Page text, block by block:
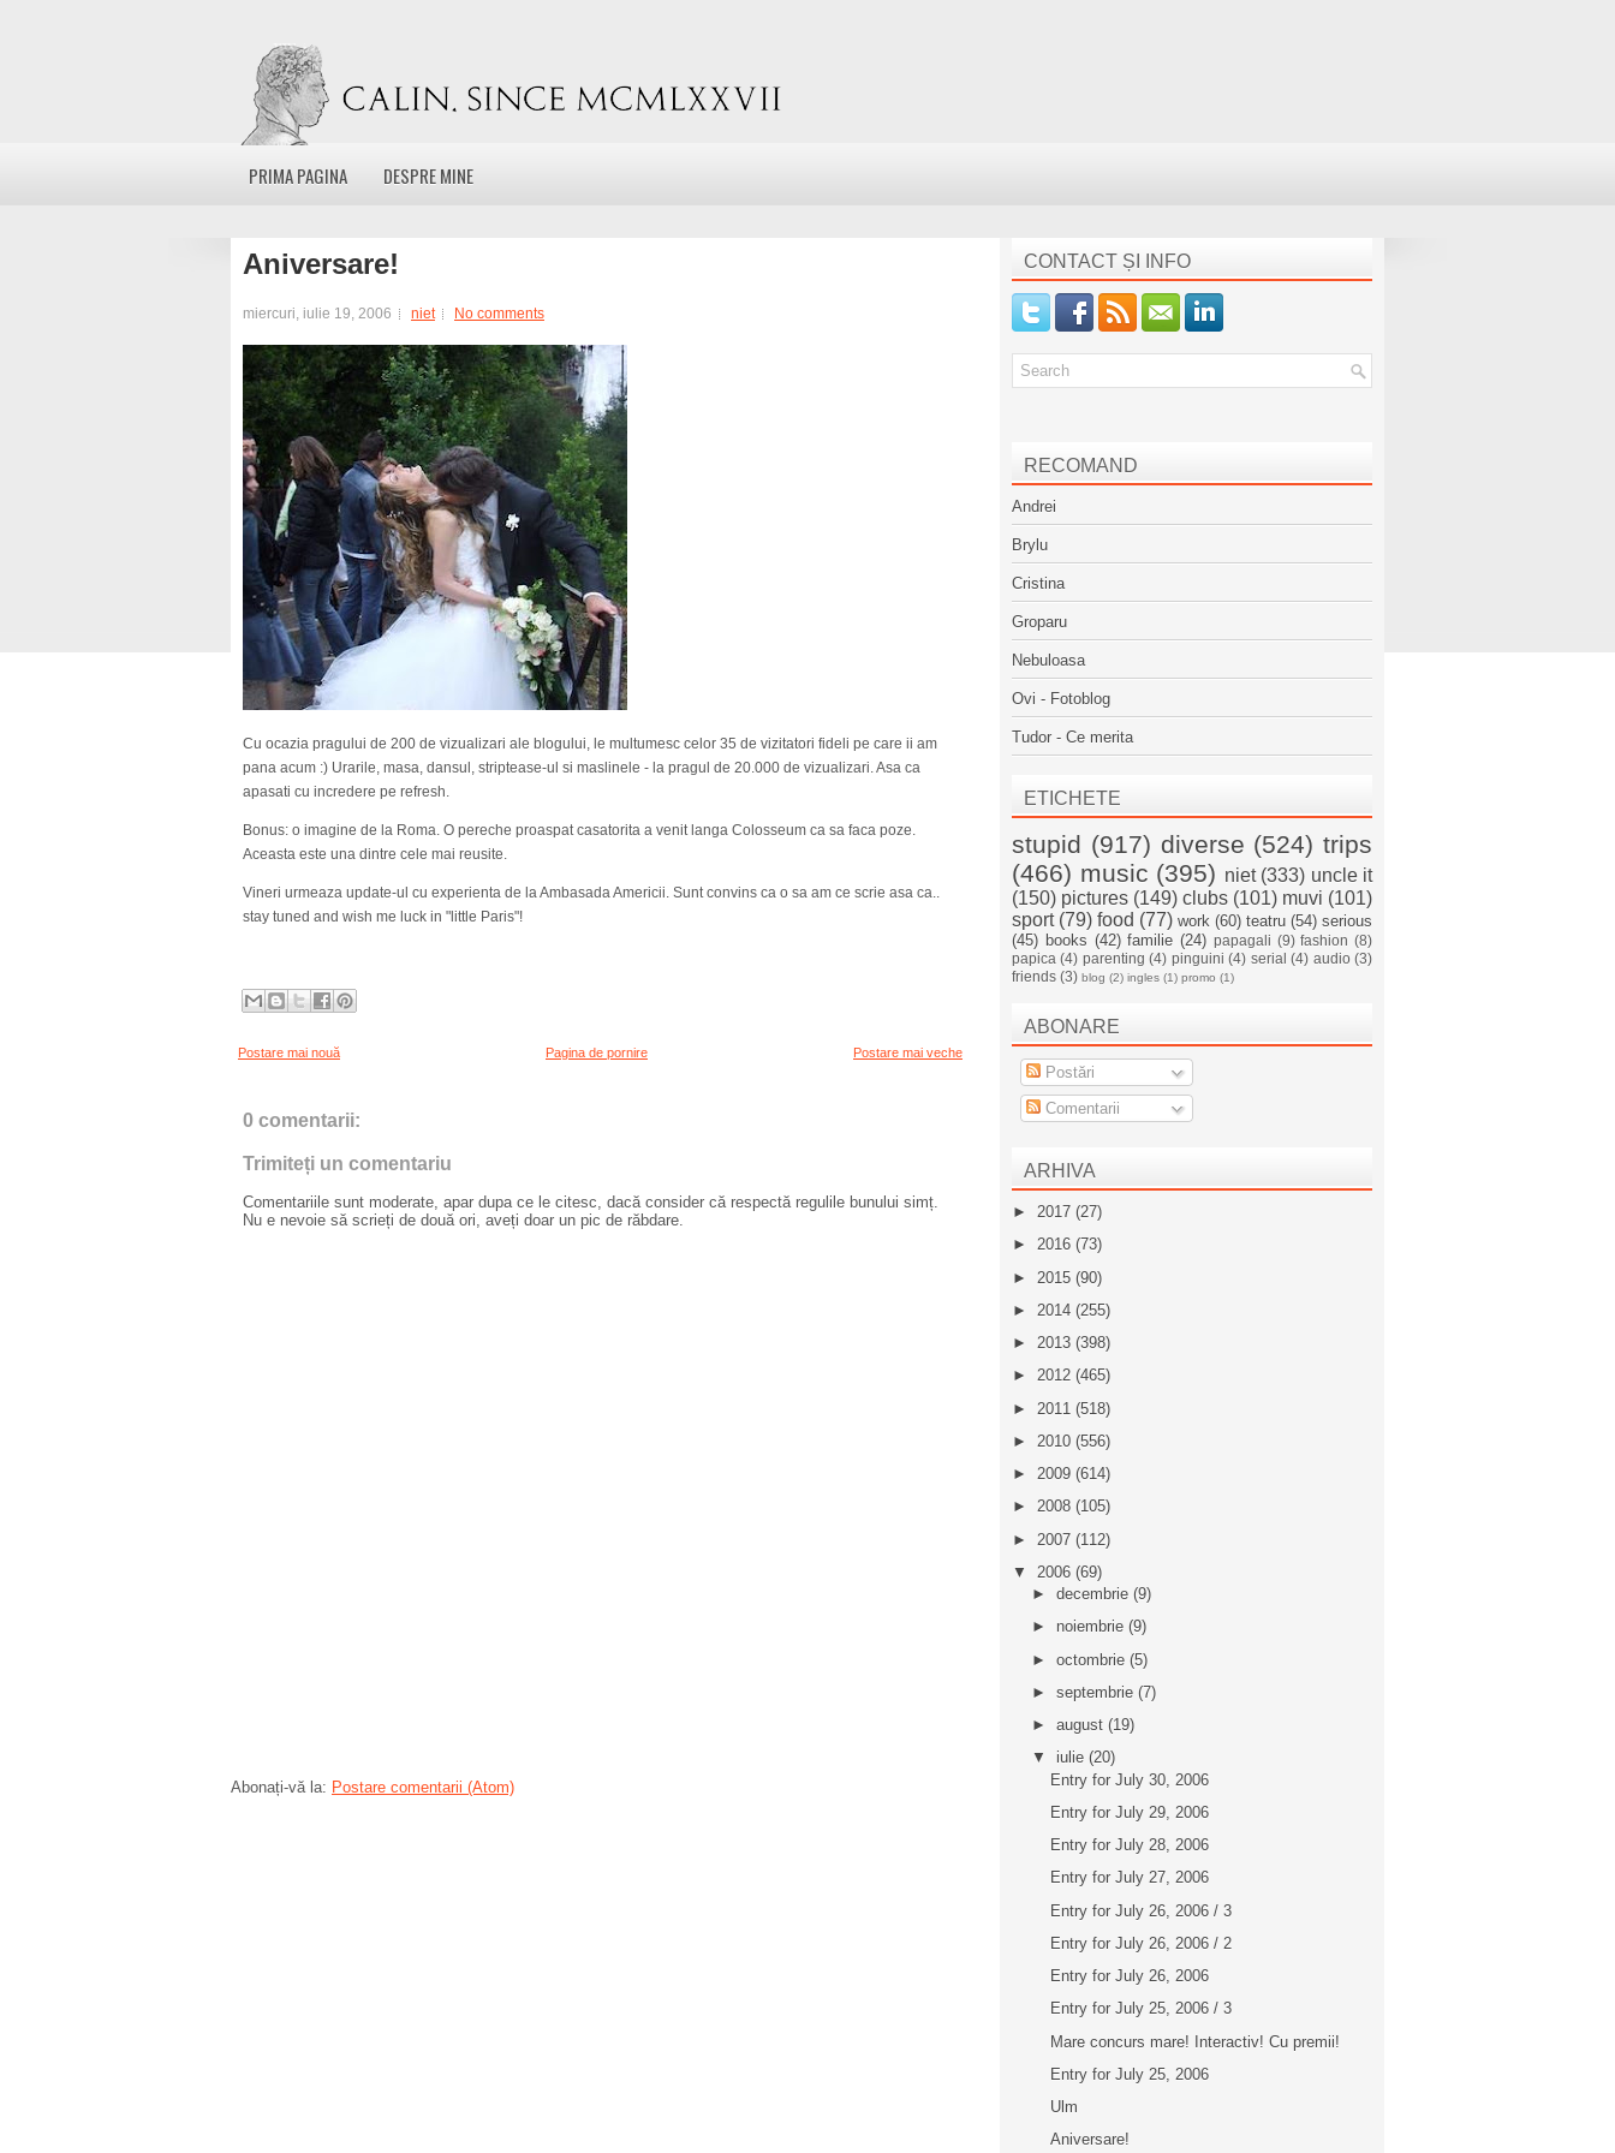
PRIMA PAGINA DESPRE MINE
Aniversare!
miercuri, iulie 19, 2006 niet No comments
Cu ocazia pragului de 200 de vizualizari ale blogului, le multumesc celor 35 de vizitatori fideli pe care ii am
pana acum :) Urarile, masa, dansul, striptease-ul si maslinele - la pragul de 20.000 de vizualizari. Asa ca
apasati cu incredere pe refresh.
Bonus: o imagine de la Roma. O pereche proaspat casatorita a venit langa Colosseum ca sa faca poze.
Aceasta este una dintre cele mai reusite.
Vineri urmeaza update-ul cu experienta de la Ambasada Americii. Sunt convins ca o sa am ce scrie asa ca..
stay tuned and wish me luck in "little Paris"!
Postare mai nouă Postare mai veche
Pagina de pornire
0 comentarii:
Trimiteți un comentariu
Comentariile sunt moderate, apar dupa ce le citesc, dacă consider că respectă regulile bunului simț.
Nu e nevoie să scrieți de două ori, aveți doar un pic de răbdare.
Abonați-vă la: Postare comentarii (Atom)
CONTACT ȘI INFO
RECOMAND
Andrei
Brylu
Cristina
Groparu
Nebuloasa
Ovi - Fotoblog
Tudor - Ce merita
ETICHETE
stupid (917) diverse (524) trips
(466) music (395) niet (333) uncle it
(150) pictures (149) clubs (101) muvi (101)
sport (79) food (77) work (60) teatru (54) serious
(45) books (42) familie (24) papagali (9) fashion (8)
papica (4) parenting (4) pinguini (4) serial (4) audio (3)
friends (3) blog (2) ingles (1) promo (1)
ABONARE
Postări
Comentarii
ARHIVA
► 2017 (27)
► 2016 (73)
► 2015 (90)
► 2014 (255)
► 2013 (398)
► 2012 (465)
► 2011 (518)
► 2010 (556)
► 2009 (614)
► 2008 (105)
► 2007 (112)
▼ 2006 (69)
► decembrie (9)
► noiembrie (9)
► octombrie (5)
► septembrie (7)
► august (19)
▼ iulie (20)
Entry for July 30, 2006
Entry for July 29, 2006
Entry for July 28, 2006
Entry for July 27, 2006
Entry for July 26, 2006 / 3
Entry for July 26, 2006 / 2
Entry for July 26, 2006
Entry for July 25, 2006 / 3
Mare concurs mare! Interactiv! Cu premii!
Entry for July 25, 2006
Ulm
Aniversare!